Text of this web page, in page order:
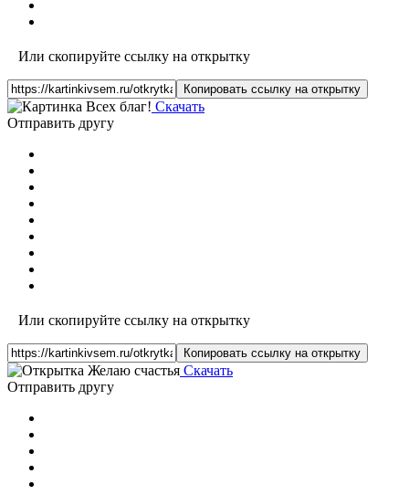
Или скопируйте ссылку на открытку
Копировать ссылку на открытку
Скачать
Отправить другу
Или скопируйте ссылку на открытку
Копировать ссылку на открытку
Скачать
Отправить другу